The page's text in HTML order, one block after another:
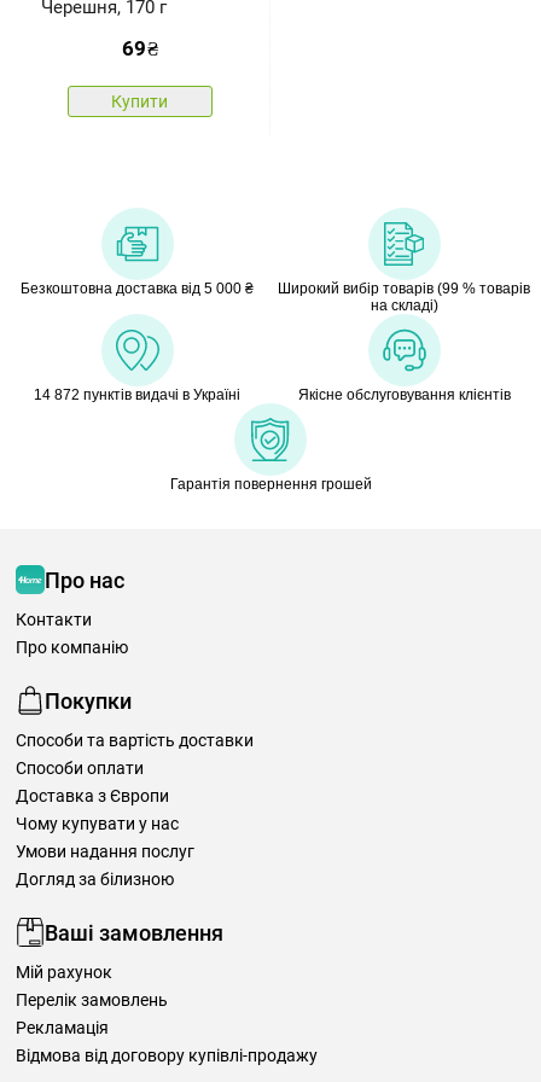
Черешня, 170 г
69₴
Купити
Безкоштовна доставка від 5 000 ₴
Широкий вибір товарів (99 % товарів
на складі)
14 872 пунктів видачі в Україні Якісне обслуговування клієнтів
Гарантія повернення грошей
Про нас
Контакти
Про компанію
Покупки
Способи та вартість доставки
Способи оплати
Доставка з Європи
Чому купувати у нас
Умови надання послуг
Догляд за білизною
Ваші замовлення
Мій рахунок
Перелік замовлень
Рекламація
Відмова від договору купівлі-продажу